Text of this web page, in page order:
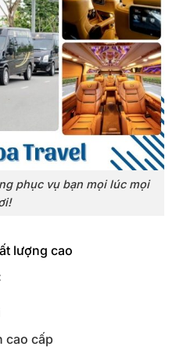
phục vụ bạn mọi lúc mọi
lượng cao
cao cấp